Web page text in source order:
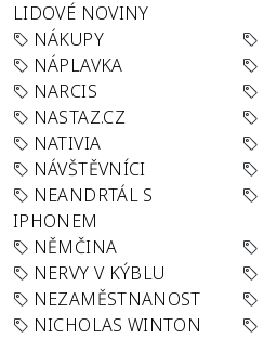
LIDOVÉ NOVINY
NÁKUPY
NÁPLAVKA
NARCIS
NASTAZ.CZ
NATIVIA
NÁVŠTĚVNÍCI
NEANDRTÁL S
IPHONEM
NĚMČINA
NERVY V KÝBLU
NEZAMĚSTNANOST
NICHOLAS WINTON